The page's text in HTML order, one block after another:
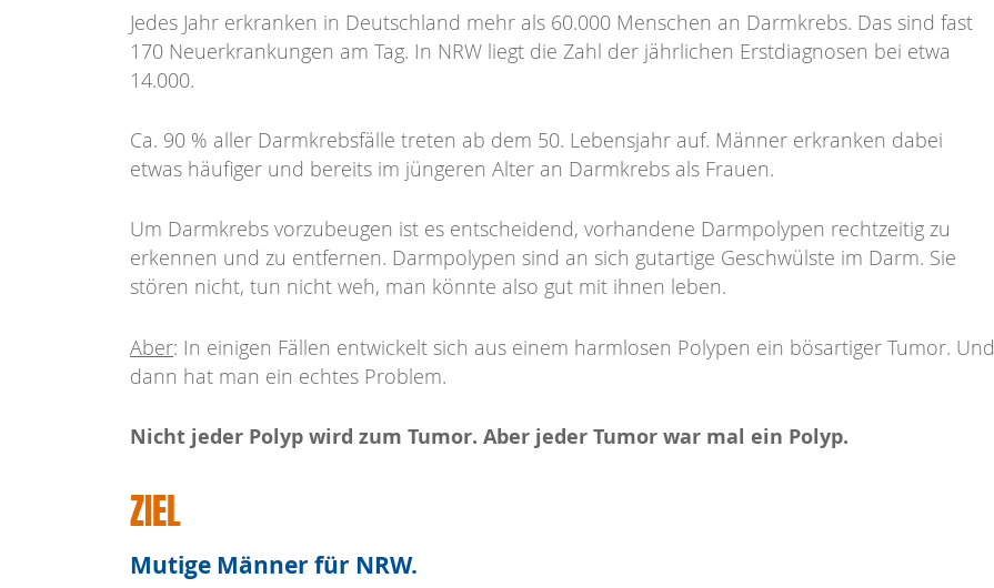
Jedes Jahr erkranken in Deutschland mehr als 60.000 Menschen an Darmkrebs. Das sind fast
170 Neuerkrankungen am Tag. In NRW liegt die Zahl der jährlichen Erstdiagnosen bei etwa
14.000.
Ca. 90 % aller Darmkrebsfälle treten ab dem 50. Lebensjahr auf. Männer erkranken dabei
etwas häufiger und bereits im jüngeren Alter an Darmkrebs als Frauen.
Um Darmkrebs vorzubeugen ist es entscheidend, vorhandene Darmpolypen rechtzeitig zu
erkennen und zu entfernen. Darmpolypen sind an sich gutartige Geschwülste im Darm. Sie
stören nicht, tun nicht weh, man könnte also gut mit ihnen leben.
Aber: In einigen Fällen entwickelt sich aus einem harmlosen Polypen ein bösartiger Tumor. Und
dann hat man ein echtes Problem.
Nicht jeder Polyp wird zum Tumor. Aber jeder Tumor war mal ein Polyp.
ZIEL
Mutige Männer für NRW.